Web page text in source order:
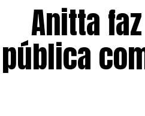
Anitta
pública